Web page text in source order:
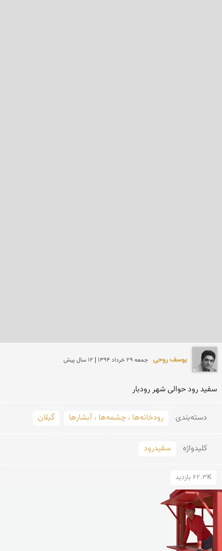
یوسف روحی جمعه 29 خرداد 1394 | 12 سال پیش
سفید رود حوالی شهر رودبار
دسته‌بندی رودخانه‌ها ، چشمه‌ها ، آبشارها گیلان
کلید‌واژه سفیدرود
62.3K بازدید